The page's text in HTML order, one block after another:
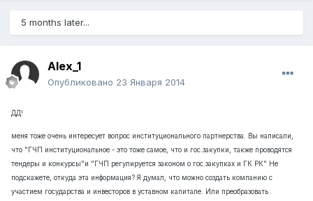
5 months later...
Alex_1
Опубликовано 23 Января 2014
ДД!
меня тоже очень интересует вопрос институционального партнерства. Вы написали,
что "ГЧП институциональное - это тоже самое, что и гос.закупки, также проводятся
тендеры и конкурсы"и "ГЧП регулируется законом о гос.закупках и ГК РК" Не
подскажете, откуда эта информация? Я думал, что можно создать компанию с
участием государства и инвесторов в уставном капитале. Или преобразовать